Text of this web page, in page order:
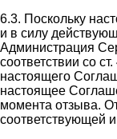
6.3. Поскольку
и в силу
Администрация
соответствии со
настоящего
настоящее
момента отзыва.
соответствующей